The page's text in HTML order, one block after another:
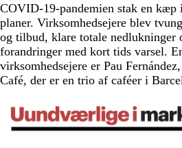
COVID-19-pandemien stak en kæp
planer. Virksomhedsejere blev
og tilbud, klare totale nedlukninger
forandringer med kort tids varsel.
virksomhedsejere er Pau
Café, der er en trio af caféer i